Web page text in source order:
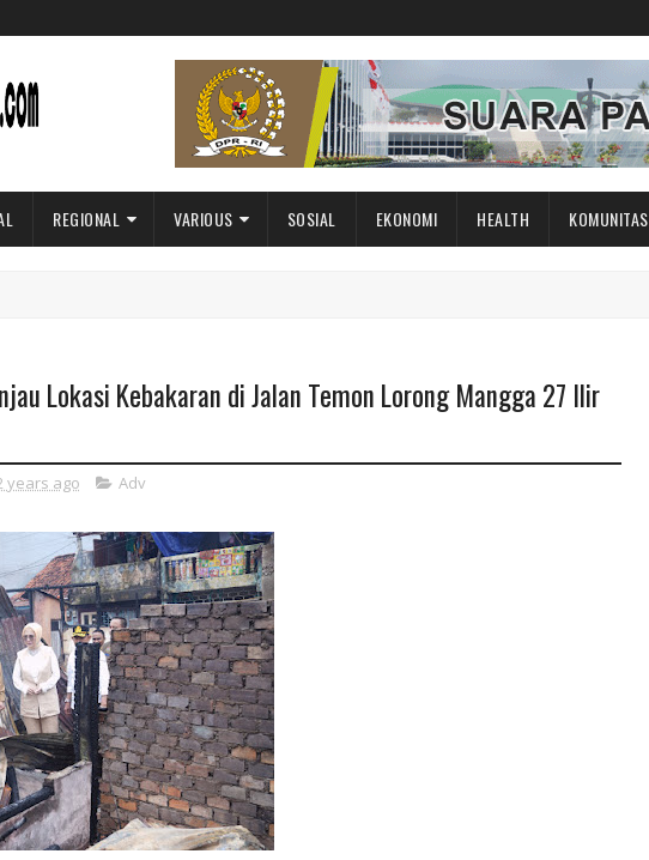
REGIONAL VARIOUS SOSIAL EKONOMI HEALTH KOMUNITAS
Lokasi Kebakaran di Jalan Temon Lorong Mangga 27 Ilir
years ago Adv